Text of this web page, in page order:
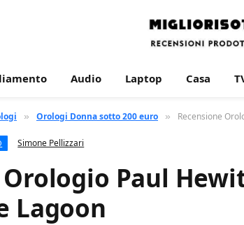
Audio Laptop Casa
» Orologi Donna sotto 200 euro » Recensione
Simone Pellizzari
Orologio Paul
Lagoon